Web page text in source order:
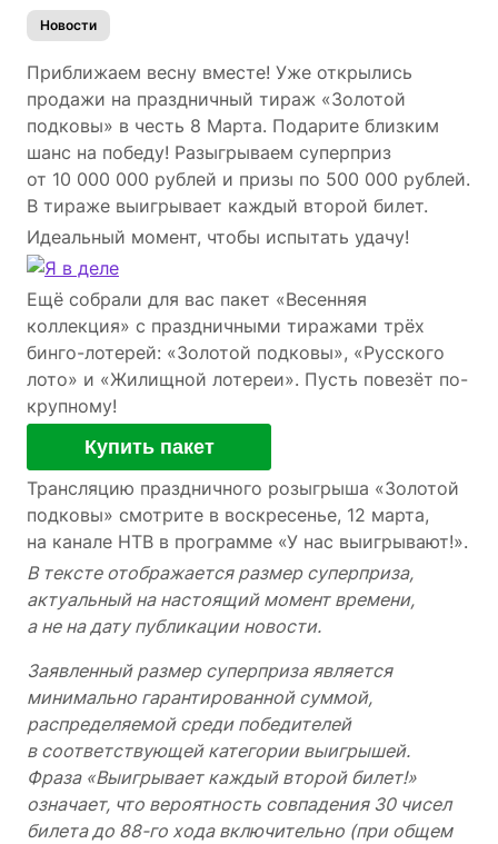
Новости
Приближаем весну вместе! Уже открылись
продажи на праздничный тираж «Золотой
подковы» в честь 8 Марта. Подарите близким
шанс на победу! Разыгрываем суперприз
от 10 000 000 рублей и призы по 500 000 рублей.
В тираже выигрывает каждый второй билет.
Идеальный момент, чтобы испытать удачу!
Ещё собрали для вас пакет «Весенняя
коллекция» с праздничными тиражами трёх
бинго-лотерей: «Золотой подковы», «Русского
лото» и «Жилищной лотереи». Пусть повезёт по-
крупному!
Купить пакет
Трансляцию праздничного розыгрыша «Золотой
подковы» смотрите в воскресенье, 12 марта,
на канале НТВ в программе «У нас выигрывают!».
В тексте отображается размер суперприза,
актуальный на настоящий момент времени,
а не на дату публикации новости.
Заявленный размер суперприза является
минимально гарантированной суммой,
распределяемой среди победителей
в соответствующей категории выигрышей.
Фраза «Выигрывает каждый второй билет!»
означает, что вероятность совпадения 30 чисел
билета до 88-го хода включительно (при общем